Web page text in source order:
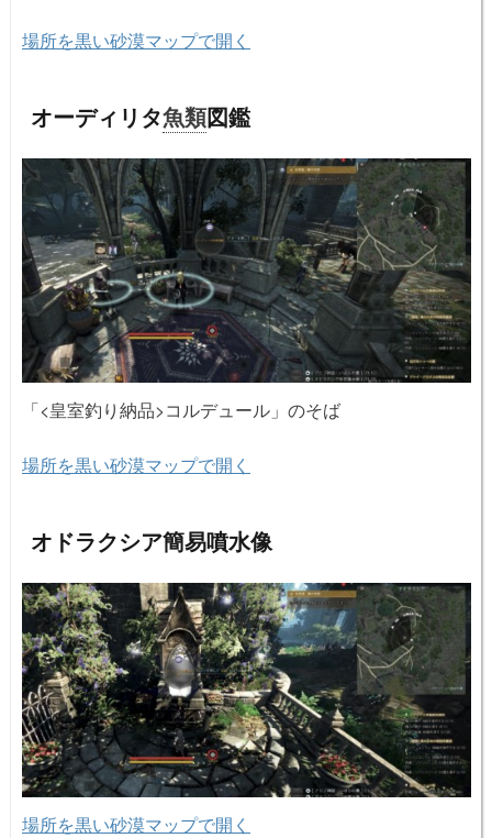
場所を黒い砂漠マップで開く
オーディリタ魚類図鑑
「<皇室釣り納品>コルデュール」のそば
場所を黒い砂漠マップで開く
オドラクシア簡易噴水像
場所を黒い砂漠マップで開く